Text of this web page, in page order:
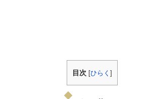
目次 [ひらく ]